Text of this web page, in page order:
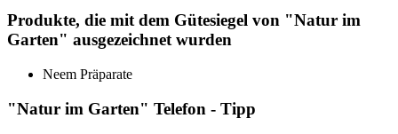
Produkte, die mit dem Gütesiegel von "Natur im
Garten" ausgezeichnet wurden
Neem Präparate
"Natur im Garten" Telefon - Tipp